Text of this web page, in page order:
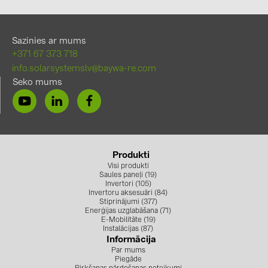
Sazinies ar mums
+371 67 373 718
info.solarsystemslv@baywa-re.com
Seko mums
Produkti
Visi produkti
Saules paneļi (19)
Invertori (105)
Invertoru aksesuāri (84)
Stiprinājumi (377)
Enerģijas uzglabāšana (71)
E-Mobilitāte (19)
Instalācijas (87)
Informācija
Par mums
Piegāde